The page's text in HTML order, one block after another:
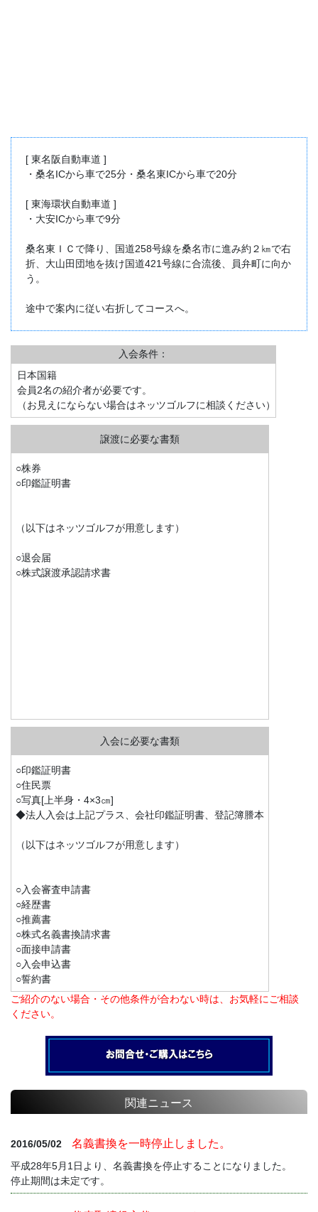
[ 東名阪自動車道 ]
・桑名ICから車で25分・桑名東ICから車で20分
[ 東海環状自動車道 ]
・大安ICから車で9分
桑名東ＩＣで降り、国道258号線を桑名市に進み約２㎞で右
折、大山田団地を抜け国道421号線に合流後、員弁町に向か
う。
途中で案内に従い右折してコースへ。
入会条件：
日本国籍
会員2名の紹介者が必要です。
（お見えにならない場合はネッツゴルフに相談ください）
○株券
○印鑑証明書
（以下はネッツゴルフが用意します）
○退会届
○株式譲渡承認請求書
○印鑑証明書
○住民票
○写真[上半身・4×3㎝]
◆法人入会は上記プラス、会社印鑑証明書、登記簿謄本
（以下はネッツゴルフが用意します）
○入会審査申請書
○経歴書
○推薦書
○株式名義書換請求書
○面接申請書
○入会申込書
○誓約書
ご紹介のない場合・その他条件が合わない時は、お気軽にご相談
ください。
関連ニュース
2016/05/02 名義書換を一時停止しました。
平成28年5月1日より、名義書換を停止することになりました。
停止期間は未定です。